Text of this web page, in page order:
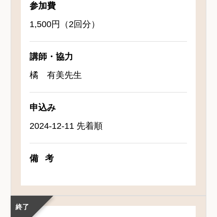
参加費
1,500円（2回分）
講師・協力
橘 有美先生
申込み
2024-12-11 先着順
備考
終了